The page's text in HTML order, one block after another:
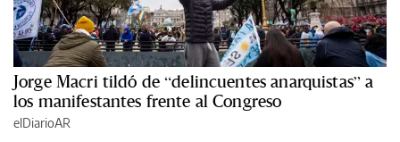
Jorge Macri tildó de “delincuentes anarquistas” a
los manifestantes frente al Congreso
elDiarioAR